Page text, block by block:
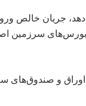
جریان خالص
بورس‌های سرزمین
و صندوق‌های